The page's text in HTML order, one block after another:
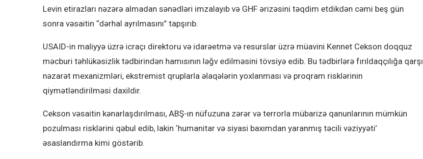
Levin etirazları nəzərə almadan sənədləri imzalayıb və GHF ərizəsini təqdim etdikdən cəmi beş gün
sonra vəsaitin “dərhal ayrılmasını” tapşırıb.
USAID-in maliyyə üzrə icraçı direktoru və idarəetmə və resurslar üzrə müavini Kennet Cekson doqquz
məcburi təhlükəsizlik tədbirindən hamısının ləğv edilməsini tövsiyə edib. Bu tədbirlərə fırıldaqçılığa qarşı
nəzarət mexanizmləri, ekstremist qruplarla əlaqələrin yoxlanması və proqram risklərinin
qiymətləndirilməsi daxildir.
Cekson vəsaitin kənarlaşdırılması, ABŞ-ın nüfuzuna zərər və terrorla mübarizə qanunlarının mümkün
pozulması risklərini qəbul edib, lakin ‘humanitar və siyasi baxımdan yaranmış təcili vəziyyəti’
əsaslandırma kimi göstərib.